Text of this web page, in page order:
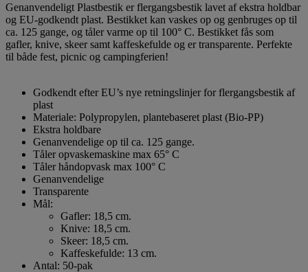
Genanvendeligt Plastbestik er flergangsbestik lavet af ekstra holdbar
og EU-godkendt plast. Bestikket kan vaskes op og genbruges op til
ca. 125 gange, og tåler varme op til 100° C. Bestikket fås som
gafler, knive, skeer samt kaffeskefulde og er transparente. Perfekte
til både fest, picnic og campingferien!
Godkendt efter EU’s nye retningslinjer for flergangsbestik af
plast
Materiale: Polypropylen, plantebaseret plast (Bio-PP)
Ekstra holdbare
Genanvendelige op til ca. 125 gange.
Tåler opvaskemaskine max 65° C
Tåler håndopvask max 100° C
Genanvendelige
Transparente
Mål:
Gafler: 18,5 cm.
Knive: 18,5 cm.
Skeer: 18,5 cm.
Kaffeskefulde: 13 cm.
Antal: 50-pak